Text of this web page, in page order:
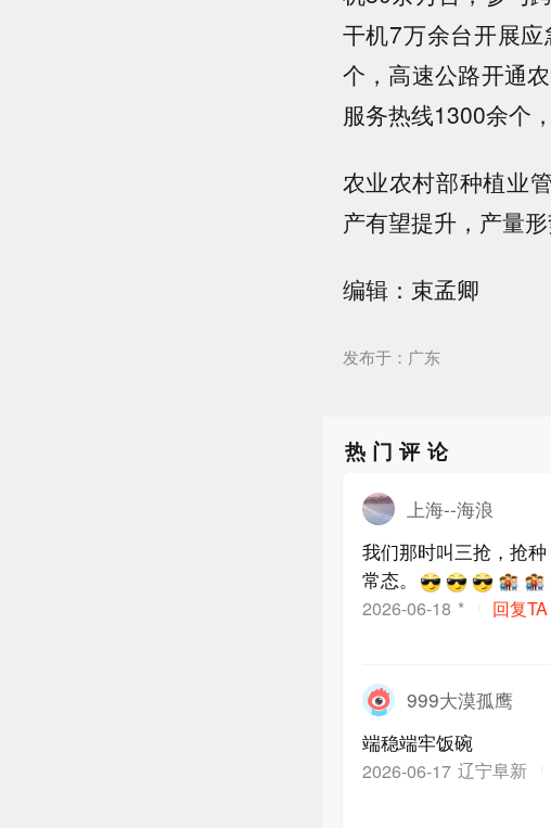
干机7万余台开展
个，高速公路开通
服务热线1300余个
农业农村部种植业
产有望提升，产量
编辑：束孟卿
发布于：广东
热门评论
上海--海浪
我们那时叫三抢，抢
常态。
2026-06-18 * 回复TA
999大漠孤鹰
端稳端牢饭碗
2026-06-17 辽宁阜新